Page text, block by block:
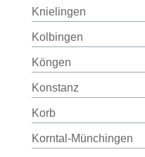
Knielingen
Kolbingen
Köngen
Konstanz
Korb
Korntal-Münchingen